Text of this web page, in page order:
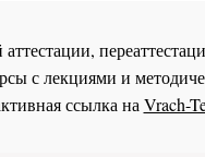
с лекциями и
ссылка на Vrach-